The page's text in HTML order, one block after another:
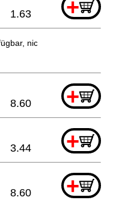
+
1.63
nicht bestellbar
+
8.60
+
3.44
+
8.60